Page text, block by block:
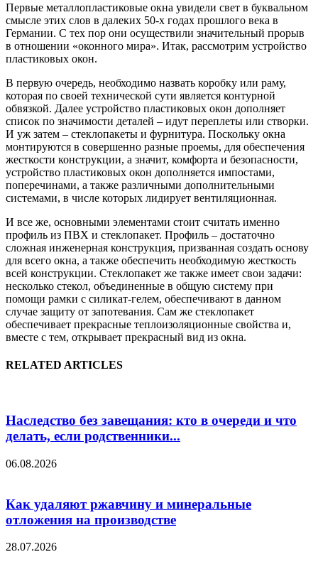
Первые металлопластиковые окна увидели свет в буквальном
смысле этих слов в далеких 50-х годах прошлого века в
Германии. С тех пор они осуществили значительный прорыв
в отношении «оконного мира». Итак, рассмотрим устройство
пластиковых окон.
В первую очередь, необходимо назвать коробку или раму,
которая по своей технической сути является контурной
обвязкой. Далее устройство пластиковых окон дополняет
список по значимости деталей – идут переплеты или створки.
И уж затем – стеклопакеты и фурнитура. Поскольку окна
монтируются в совершенно разные проемы, для обеспечения
жесткости конструкции, а значит, комфорта и безопасности,
устройство пластиковых окон дополняется импостами,
поперечинами, а также различными дополнительными
системами, в числе которых лидирует вентиляционная.
И все же, основными элементами стоит считать именно
профиль из ПВХ и стеклопакет. Профиль – достаточно
сложная инженерная конструкция, призванная создать основу
для всего окна, а также обеспечить необходимую жесткость
всей конструкции. Стеклопакет же также имеет свои задачи:
несколько стекол, объединенные в общую систему при
помощи рамки с силикат-гелем, обеспечивают в данном
случае защиту от запотевания. Сам же стеклопакет
обеспечивает прекрасные теплоизоляционные свойства и,
вместе с тем, открывает прекрасный вид из окна.
RELATED ARTICLES
Наследство без завещания: кто в очереди и что
делать, если родственники...
06.08.2026
Как удаляют ржавчину и минеральные
отложения на производстве
28.07.2026